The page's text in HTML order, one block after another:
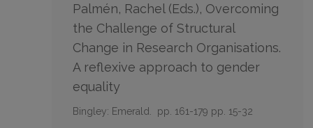
Palmén, Rachel (Eds.), Overcoming
the Challenge of Structural
Change in Research Organisations.
A reflexive approach to gender
equality
Bingley: Emerald. pp. 161-179 pp. 15-32